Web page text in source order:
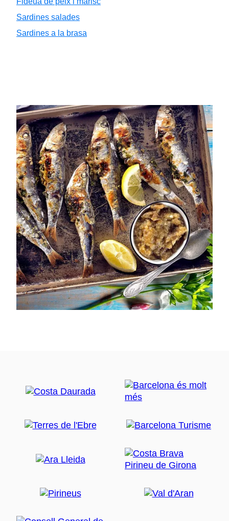
Sardines salades
Sardines a la brasa